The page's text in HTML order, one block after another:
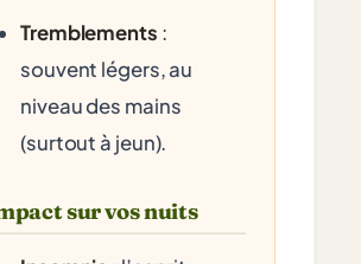
Tremblements :
souvent légers, au
niveau des mains
(surtout à jeun).
sur vos nuits